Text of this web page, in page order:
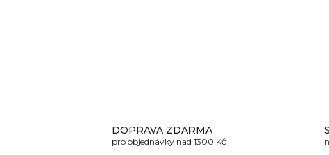
DOPRAVA ZDARMA
pro objednávky nad 1300 Kč